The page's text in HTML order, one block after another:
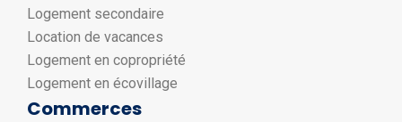
Logement secondaire
Location de vacances
Logement en copropriété
Logement en écovillage
Commerces